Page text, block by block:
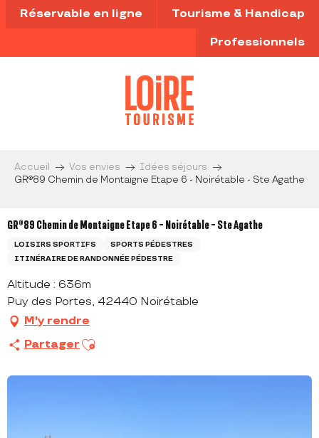
Aller
au
principal
Réservable en ligne Tourisme & Handicap
Professionnels
Accueil Vos envies
Idées séjours
GR®89 Chemin de Montaigne Etape 6 - Noirétable - Ste Agathe
GR®89 Chemin de Montaigne Etape 6 - Noirétable - Ste Agathe
LOISIRS SPORTIFS
SPORTS PÉDESTRES
ITINÉRAIRE DE RANDONNÉE PÉDESTRE
Altitude : 636m
Puy des Portes, 42440 Noirétable
M'y rendre
Partager Ajouter aux favoris